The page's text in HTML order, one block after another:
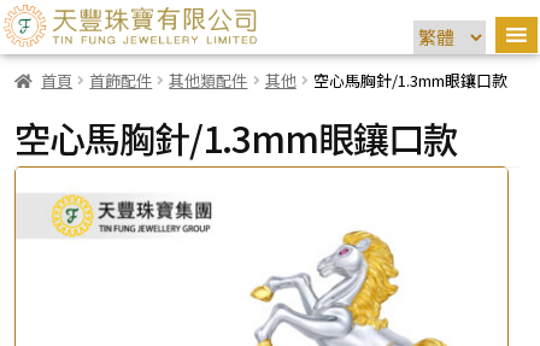
首頁 首飾配件 其他類配件 其他 空心馬胸針/1.3mm眼鑲口款
空心馬胸針/1.3mm眼鑲口款